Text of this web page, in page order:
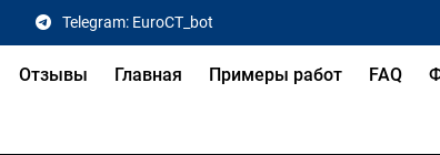
Telegram: EuroCT_bot
Отзывы Главная Примеры работ FAQ